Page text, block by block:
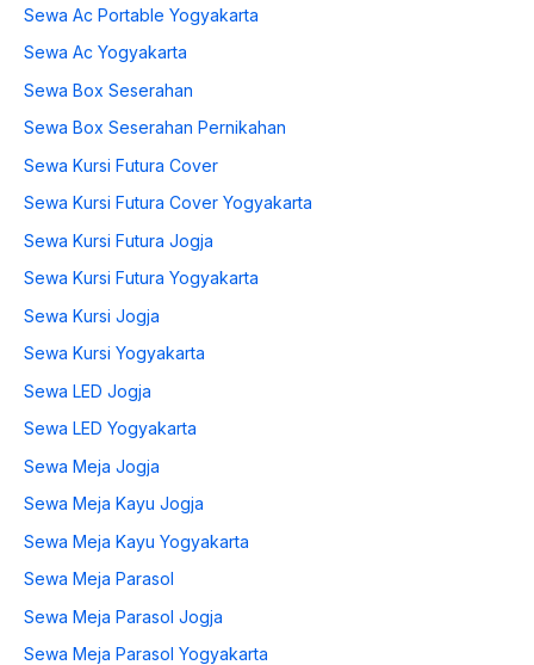
Sewa Ac Portable Yogyakarta
Sewa Ac Yogyakarta
Sewa Box Seserahan
Sewa Box Seserahan Pernikahan
Sewa Kursi Futura Cover
Sewa Kursi Futura Cover Yogyakarta
Sewa Kursi Futura Jogja
Sewa Kursi Futura Yogyakarta
Sewa Kursi Jogja
Sewa Kursi Yogyakarta
Sewa LED Jogja
Sewa LED Yogyakarta
Sewa Meja Jogja
Sewa Meja Kayu Jogja
Sewa Meja Kayu Yogyakarta
Sewa Meja Parasol
Sewa Meja Parasol Jogja
Sewa Meja Parasol Yogyakarta